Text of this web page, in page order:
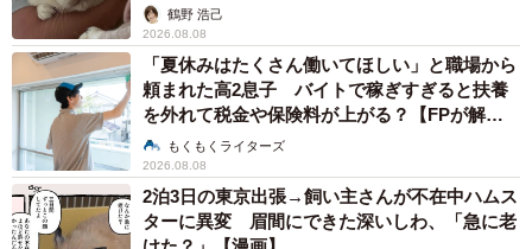
ぼうしさんとはどのようなご関係なのですか？
なつはさん：いわゆるコスプレ仲間です。そのなかで
も、“造形レイヤー（高クオリティなロボットのスーツ・被
り物、武器や装備などの製作に携わる人）”として絡むこと
が多いです。お互いにガンダムも大好きなので。
――リゥリゥさん、るびぃさんご夫妻の結婚式に参加した
鶴野 浩己
2026.08.08
「夏休みはたくさん働いてほしい」と職場から
頼まれた高2息子 バイトで稼ぎすぎると扶養
を外れて税金や保険料が上がる？【FPが解
説】もくもくライターズ
2026.08.08
2泊3日の東京出張→飼い主さんが不在中ハムス
ターに異変 眉間にできた深いしわ、「急に老